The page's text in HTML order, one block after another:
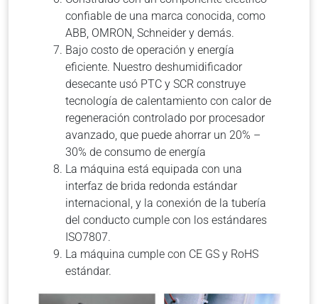
confiable de una marca conocida, como
ABB, OMRON, Schneider y demás.
Bajo costo de operación y energía
eficiente. Nuestro deshumidificador
desecante usó PTC y SCR construye
tecnología de calentamiento con calor de
regeneración controlado por procesador
avanzado, que puede ahorrar un 20% –
30% de consumo de energía
La máquina está equipada con una
interfaz de brida redonda estándar
internacional, y la conexión de la tubería
del conducto cumple con los estándares
ISO7807.
La máquina cumple con CE GS y RoHS
estándar.